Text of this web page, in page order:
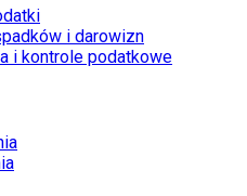
i darowizn
i kontrole podatkowe